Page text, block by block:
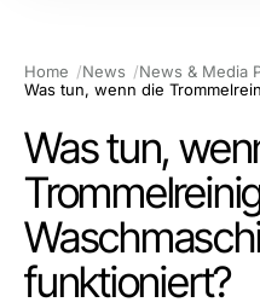
Home News
News & Media
Was tun,
funktioniert?